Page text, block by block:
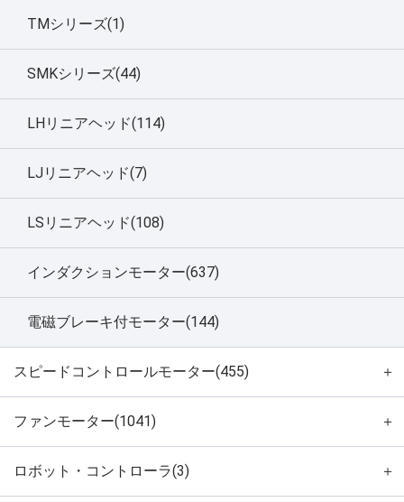
TMシリーズ(1)
SMKシリーズ(44)
LHリニアヘッド(114)
LJリニアヘッド(7)
LSリニアヘッド(108)
インダクションモーター(637)
電磁ブレーキ付モーター(144)
スピードコントロールモーター(455) ＋
ファンモーター(1041) ＋
ロボット・コントローラ(3) ＋